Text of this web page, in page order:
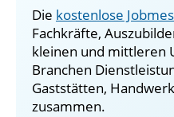
Die kostenlose
Fachkräfte,
kleinen und mittleren
Branchen
Gaststätten,
zusammen.